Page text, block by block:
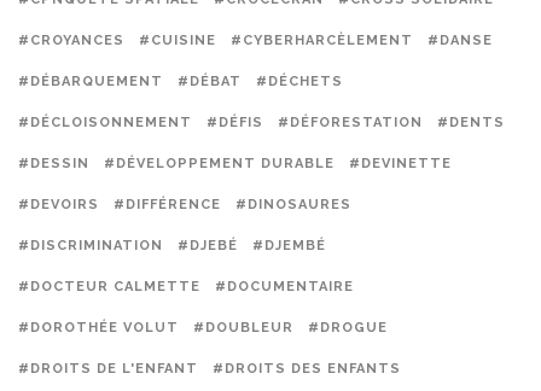
#CROYANCES #CUISINE #CYBERHARCÈLEMENT #DANSE
#DÉBARQUEMENT #DÉBAT #DÉCHETS
#DÉCLOISONNEMENT #DÉFIS #DÉFORESTATION #DENTS
#DESSIN #DÉVELOPPEMENT DURABLE #DEVINETTE
#DEVOIRS #DIFFÉRENCE #DINOSAURES
#DISCRIMINATION #DJEBÉ #DJEMBÉ
#DOCTEUR CALMETTE #DOCUMENTAIRE
#DOROTHÉE VOLUT #DOUBLEUR #DROGUE
#DROITS DE L'ENFANT #DROITS DES ENFANTS